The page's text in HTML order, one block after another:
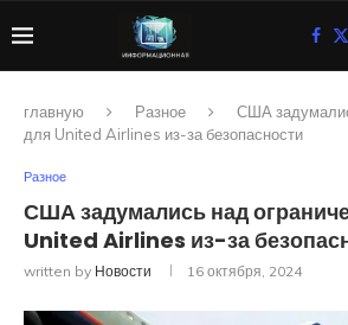
главную Разное
США
для United Airlines из-за безопасности
Разное
США задумались над
United Airlines из-за
written by Новости 16 октября, 2024